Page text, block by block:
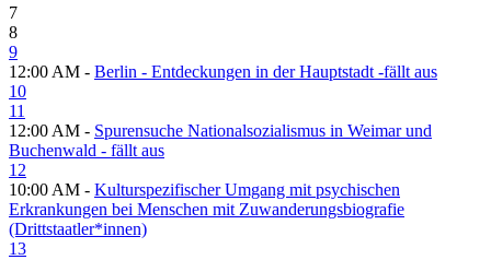
7
8
9
12:00 AM - Berlin - Entdeckungen in der Hauptstadt -fällt aus
10
11
12:00 AM - Spurensuche Nationalsozialismus in Weimar und
Buchenwald - fällt aus
12
10:00 AM - Kulturspezifischer Umgang mit psychischen
Erkrankungen bei Menschen mit Zuwanderungsbiografie
(Drittstaatler*innen)
13